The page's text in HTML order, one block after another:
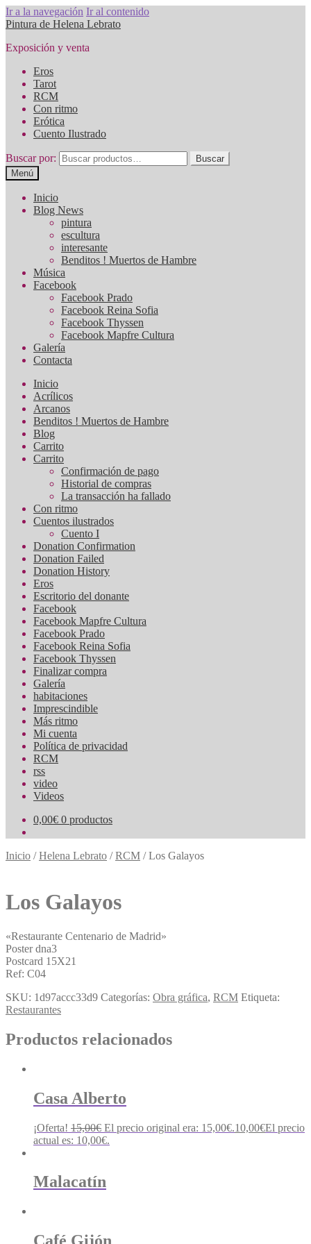
Ir a la navegación Ir al contenido
Pintura de Helena Lebrato
Exposición y venta
Eros
Tarot
RCM
Con ritmo
Erótica
Cuento Ilustrado
Buscar por:
Buscar
Menú
Inicio
Blog News
pintura
escultura
interesante
Benditos ! Muertos de Hambre
Música
Facebook
Facebook Prado
Facebook Reina Sofia
Facebook Thyssen
Facebook Mapfre Cultura
Galería
Contacta
Inicio
Acrílicos
Arcanos
Benditos ! Muertos de Hambre
Blog
Carrito
Carrito
Confirmación de pago
Historial de compras
La transacción ha fallado
Con ritmo
Cuentos ilustrados
Cuento I
Donation Confirmation
Donation Failed
Donation History
Eros
Escritorio del donante
Facebook
Facebook Mapfre Cultura
Facebook Prado
Facebook Reina Sofia
Facebook Thyssen
Finalizar compra
Galería
habitaciones
Imprescindible
Más ritmo
Mi cuenta
Política de privacidad
RCM
rss
video
Videos
0,00€ 0 productos
Inicio /Helena Lebrato /RCM /Los Galayos
Los Galayos
«Restaurante Centenario de Madrid»
Poster dna3
Postcard 15X21
Ref: C04
SKU: 1d97accc33d9 Categorías: Obra gráfica, RCM Etiqueta:
Restaurantes
Productos relacionados
Casa Alberto
¡Oferta! 15,00€ El precio original era: 15,00€.10,00€El precio
actual es: 10,00€.
Malacatín